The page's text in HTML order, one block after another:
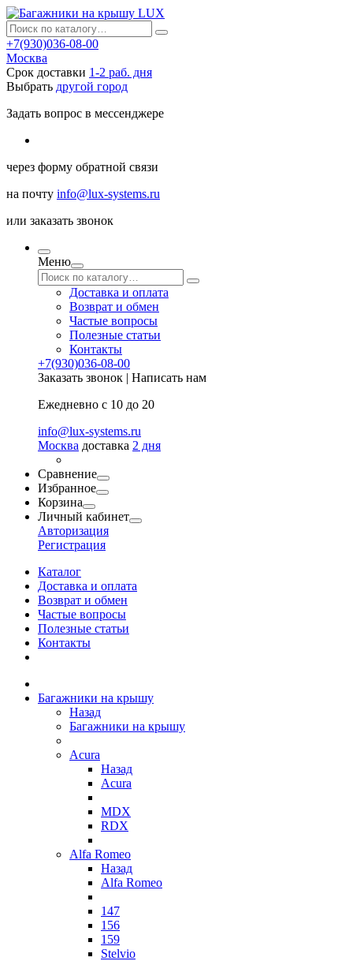
+7(930)036-08-00
Москва
Срок доставки 1-2 раб. дня
Выбрать другой город
Задать вопрос в мессенджере
через форму обратной связи
на почту info@lux-systems.ru
или заказать звонок
Меню
Доставка и оплата
Возврат и обмен
Частые вопросы
Полезные статьи
Контакты
+7(930)036-08-00
Заказать звонок | Написать нам
Ежедневно с 10 до 20
info@lux-systems.ru
Москва доставка 2 дня
Сравнение
Избранное
Корзина
Личный кабинет
Авторизация
Регистрация
Каталог
Доставка и оплата
Возврат и обмен
Частые вопросы
Полезные статьи
Контакты
Багажники на крышу
Назад
Багажники на крышу
Acura
Назад
Acura
MDX
RDX
Alfa Romeo
Назад
Alfa Romeo
147
156
159
Stelvio